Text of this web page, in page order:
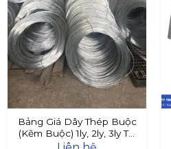
Bảng Giá Dây Thép Buộc
(Kẽm Buộc) 1ly, 2ly, 3ly Tại
Đây